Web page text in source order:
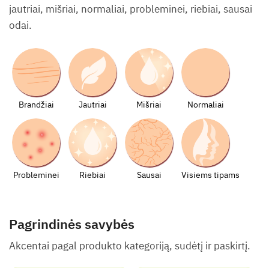
jautriai, mišriai, normaliai, probleminei, riebiai, sausai
odai.
Brandžiai Jautriai Mišriai Normaliai
Probleminei Riebiai Sausai Visiems tipams
Pagrindinės savybės
Akcentai pagal produkto kategoriją, sudėtį ir paskirtį.